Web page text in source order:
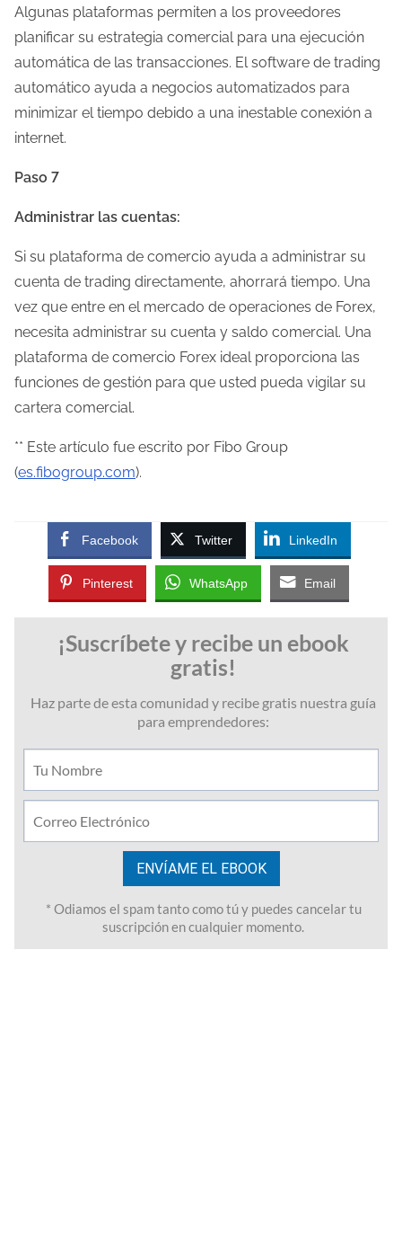
Algunas plataformas permiten a los proveedores
planificar su estrategia comercial para una ejecución
automática de las transacciones. El software de trading
automático ayuda a negocios automatizados para
minimizar el tiempo debido a una inestable conexión a
internet.
Paso 7
Administrar las cuentas:
Si su plataforma de comercio ayuda a administrar su
cuenta de trading directamente, ahorrará tiempo. Una
vez que entre en el mercado de operaciones de Forex,
necesita administrar su cuenta y saldo comercial. Una
plataforma de comercio Forex ideal proporciona las
funciones de gestión para que usted pueda vigilar su
cartera comercial.
** Este artículo fue escrito por Fibo Group
(es.fibogroup.com).
Facebook Twitter LinkedIn
Pinterest WhatsApp Email